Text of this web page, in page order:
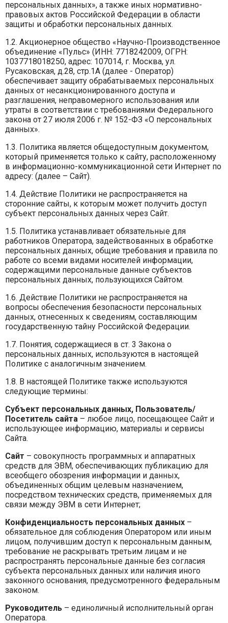
персональных данных», а также иных нормативно-
правовых актов Российской Федерации в области
защиты и обработки персональных данных.
1.2. Акционерное общество «Научно-Производственное
объединение «Пульс» (ИНН: 7718242009, ОГРН:
1037718018250, адрес: 107014, г. Москва, ул.
Русаковская, д.28, стр.1А (далее - Оператор)
обеспечивает защиту обрабатываемых персональных
данных от несанкционированного доступа и
разглашения, неправомерного использования или
утраты в соответствии с требованиями Федерального
закона от 27 июля 2006 г. № 152-ФЗ «О персональных
данных».
1.3. Политика является общедоступным документом,
который применяется только к сайту, расположенному
в информационно-коммуникационной сети Интернет по
адресу: (далее – Сайт).
1.4. Действие Политики не распространяется на
сторонние сайты, к которым может получить доступ
субъект персональных данных через Сайт.
1.5. Политика устанавливает обязательные для
работников Оператора, задействованных в обработке
персональных данных, общие требования и правила по
работе со всеми видами носителей информации,
содержащими персональные данные субъектов
персональных данных, пользующихся Сайтом.
1.6. Действие Политики не распространяется на
вопросы обеспечения безопасности персональных
данных, отнесенных к сведениям, составляющим
государственную тайну Российской Федерации.
1.7. Понятия, содержащиеся в ст. 3 Закона о
персональных данных, используются в настоящей
Политике с аналогичным значением.
1.8. В настоящей Политике также используются
следующие термины:
Субъект персональных данных, Пользователь/
Посетитель сайта – любое лицо, посещающее Сайт и
использующее информацию, материалы и сервисы
Сайта.
Сайт – совокупность программных и аппаратных
средств для ЭВМ, обеспечивающих публикацию для
всеобщего обозрения информации и данных,
объединенных общим целевым назначением,
посредством технических средств, применяемых для
связи между ЭВМ в сети Интернет;
Конфиденциальность персональных данных –
обязательное для соблюдения Оператором или иным
лицом, получившим доступ к персональным данным,
требование не раскрывать третьим лицам и не
распространять персональные данные без согласия
субъекта персональных данных или наличия иного
законного основания, предусмотренного федеральным
законом.
Руководитель – единоличный исполнительный орган
Оператора.